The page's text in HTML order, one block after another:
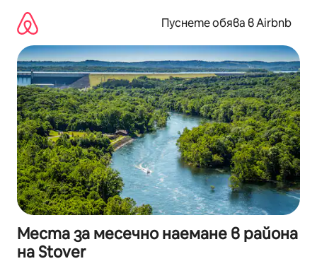
съдържанието
Пуснете обява в Airbnb
Места за месечно наемане в района
на Stover